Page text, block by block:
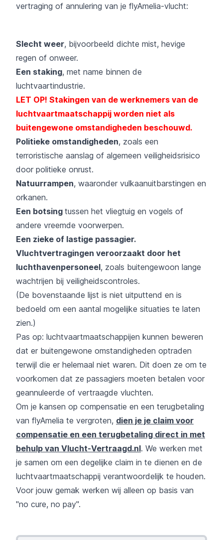
vertraging of annulering van je flyAmelia-vlucht:
Slecht weer, bijvoorbeeld dichte mist, hevige
regen of onweer.
Een staking, met name binnen de
luchtvaartindustrie.
LET OP! Stakingen van de werknemers van de
luchtvaartmaatschappij worden niet als
buitengewone omstandigheden beschouwd.
Politieke omstandigheden, zoals een
terroristische aanslag of algemeen veiligheidsrisico
door politieke onrust.
Natuurrampen, waaronder vulkaanuitbarstingen en
orkanen.
Een botsing tussen het vliegtuig en vogels of
andere vreemde voorwerpen.
Een zieke of lastige passagier.
Vluchtvertragingen veroorzaakt door het
luchthavenpersoneel, zoals buitengewoon lange
wachtrijen bij veiligheidscontroles.
(De bovenstaande lijst is niet uitputtend en is
bedoeld om een aantal mogelijke situaties te laten
zien.)
Pas op: luchtvaartmaatschappijen kunnen beweren
dat er buitengewone omstandigheden optraden
terwijl die er helemaal niet waren. Dit doen ze om te
voorkomen dat ze passagiers moeten betalen voor
geannuleerde of vertraagde vluchten.
Om je kansen op compensatie en een terugbetaling
van flyAmelia te vergroten, dien je je claim voor
compensatie en een terugbetaling direct in met
behulp van Vlucht-Vertraagd.nl. We werken met
je samen om een degelijke claim in te dienen en de
luchtvaartmaatschappij verantwoordelijk te houden.
Voor jouw gemak werken wij alleen op basis van
"no cure, no pay".